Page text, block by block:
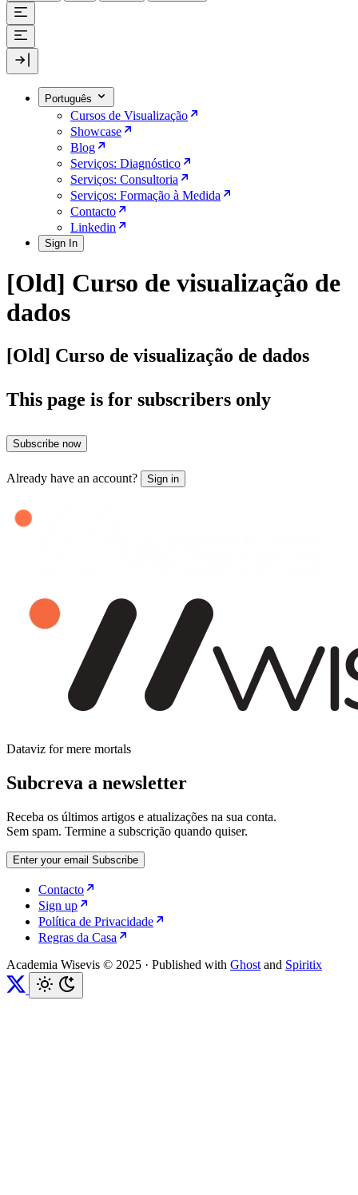
Português
Cursos de Visualização
Showcase
Blog
Serviços: Diagnóstico
Serviços: Consultoria
Serviços: Formação à Medida
Contacto
Linkedin
Sign In
[Old] Curso de visualização de
dados
[Old] Curso de visualização de dados
This page is for subscribers only
Subscribe now
Already have an account? Sign in
Dataviz for mere mortals
Subcreva a newsletter
Receba os últimos artigos e atualizações na sua conta.
Sem spam. Termine a subscrição quando quiser.
Enter your email Subscribe
Contacto
Sign up
Política de Privacidade
Regras da Casa
Academia Wisevis © 2025 · Published with Ghost and Spiritix